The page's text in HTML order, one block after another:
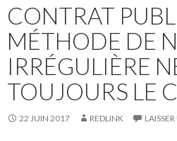
CONTRAT
MÉTHODE DE
IRRÉGULIÈRE
TOUJOURS LE
22 JUIN 2017 REDLINK